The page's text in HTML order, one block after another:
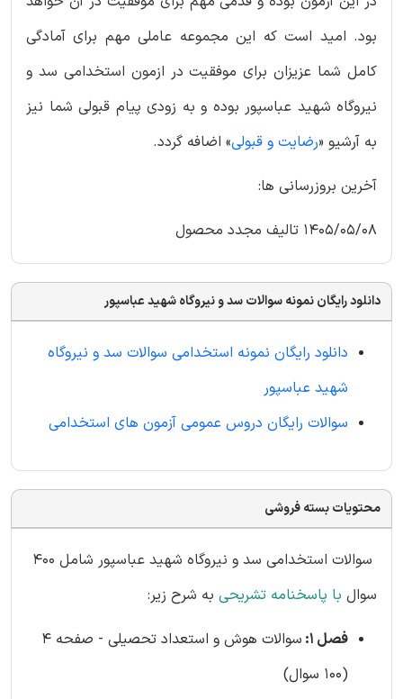
بود. امید است که این مجموعه عاملی مهم برای آمادگی
کامل شما عزیزان برای موفقیت در ازمون استخدامی سد و
نیروگاه شهید عباسپور بوده و به زودی پیام قبولی شما نیز
به آرشیو «رضایت و قبولی» اضافه گردد.
آخرین بروزرسانی ها:
1405/05/08 تالیف مجدد محصول
دانلود رایگان نمونه سوالات سد و نیروگاه شهید عباسپور
دانلود رایگان نمونه استخدامی سوالات سد و نیروگاه
شهید عباسپور
سوالات رایگان دروس عمومی آزمون های استخدامی
محتویات بسته فروشی
سوالات استخدامی سد و نیروگاه شهید عباسپور شامل 400
سوال با پاسخنامه تشریحی به شرح زیر:
فصل 1:
سوالات هوش و استعداد تحصیلی - صفحه 4
(100 سوال)